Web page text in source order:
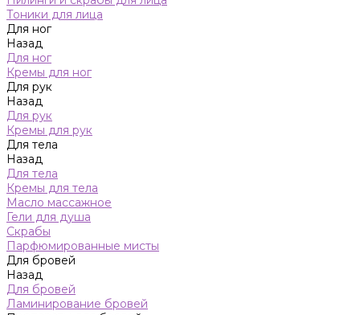
Тоники для лица
Для ног
Назад
Для ног
Кремы для ног
Для рук
Назад
Для рук
Кремы для рук
Для тела
Назад
Для тела
Кремы для тела
Масло массажное
Гели для душа
Скрабы
Парфюмированные мисты
Для бровей
Назад
Для бровей
Ламинирование бровей